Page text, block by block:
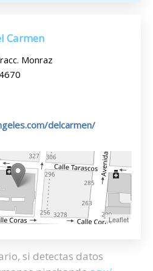
Carmen
Monraz
delcarmen/
Leaflet
si detectas datos